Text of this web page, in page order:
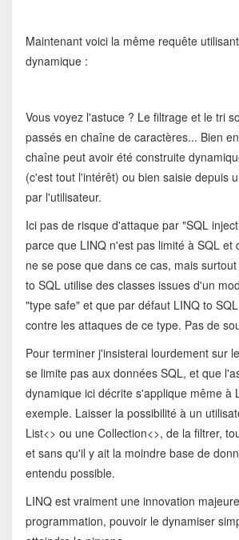
Maintenant voici la même requête
dynamique :
Vous voyez l'astuce ? Le filtrage et le tri
passés en chaîne de caractères... Bien
chaîne peut avoir été construite
(c'est tout l'intérêt) ou bien saisie depuis
par l'utilisateur.
Ici pas de risque d'attaque par "SQL
parce que LINQ n'est pas limité à SQL et
ne se pose que dans ce cas, mais
to SQL utilise des classes issues d'un
"type safe" et que par défaut LINQ to
contre les attaques de ce type. Pas de
Pour terminer j'insisterai lourdement sur
se limite pas aux données SQL, et que
dynamique ici décrite s'applique même à
exemple. Laisser la possibilité à un
List<> ou une Collection<>, de la filtrer,
et sans qu'il y ait la moindre base de
entendu possible.
LINQ est vraiment une innovation
programmation, pouvoir le dynamiser